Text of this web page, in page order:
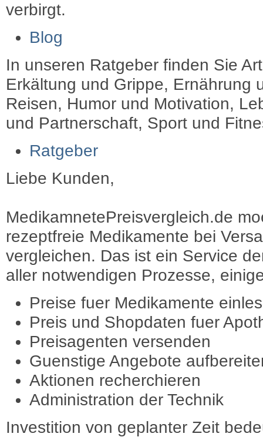
verbirgt.
Blog
In unseren Ratgeber finden Sie
Erkältung und Grippe, Ernährung
Reisen, Humor und Motivation,
und Partnerschaft, Sport und
Ratgeber
Liebe Kunden,
MedikamnetePreisvergleich.de
rezeptfreie Medikamente bei
vergleichen. Das ist ein Service
aller notwendigen Prozesse,
Preise fuer Medikamente
Preis und Shopdaten fuer
Preisagenten versenden
Guenstige Angebote
Aktionen recherchieren
Administration der Technik
Investition von geplanter Zeit